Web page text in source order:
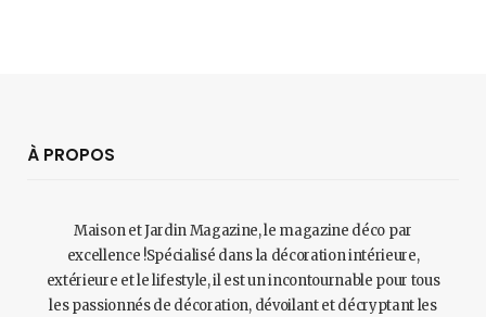
À PROPOS
Maison et Jardin Magazine, le magazine déco par
excellence !Spécialisé dans la décoration intérieure,
extérieure et le lifestyle, il est un incontournable pour tous
les passionnés de décoration, dévoilant et décryptant les